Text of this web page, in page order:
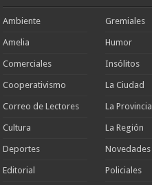
Ambiente
Amelia
Comerciales
Cooperativismo
Correo de Lectores
Cultura
Deportes
Editorial
Gremiales
Humor
Insólitos
La Ciudad
La Provincia
La Región
Novedades
Policiales